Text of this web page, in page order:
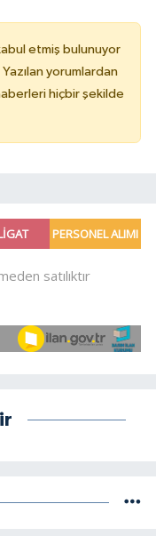
etmiş bulunuyor
yorumlardan
hiçbir şekilde